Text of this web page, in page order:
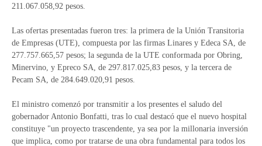
211.067.058,92 pesos.
Las ofertas presentadas fueron tres: la primera de la Unión Transitoria
de Empresas (UTE), compuesta por las firmas Linares y Edeca SA, de
277.757.665,57 pesos; la segunda de la UTE conformada por Obring,
Minervino, y Epreco SA, de 297.817.025,83 pesos, y la tercera de
Pecam SA, de 284.649.020,91 pesos.
El ministro comenzó por transmitir a los presentes el saludo del
gobernador Antonio Bonfatti, tras lo cual destacó que el nuevo hospital
constituye "un proyecto trascendente, ya sea por la millonaria inversión
que implica, como por tratarse de una obra fundamental para todos los